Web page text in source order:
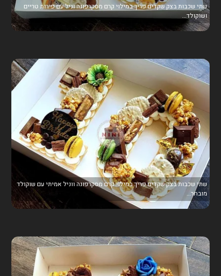
שתי שכבות בצק שקדים פריך במילוי קרם מסקרפונה וניל עם פירות טריים
ושוקולד...
שתי שכבות בצק שקדים פריך במילוי קרם מסקרפונה ווניל אמיתי עם שוקולד
מובחר...